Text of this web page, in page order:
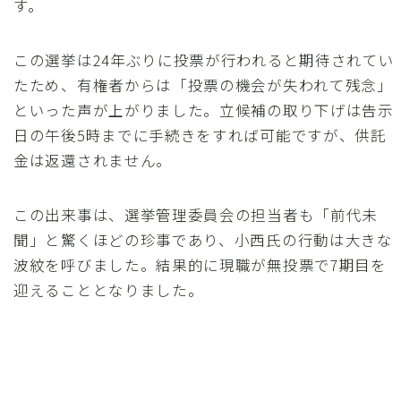
す。
この選挙は24年ぶりに投票が行われると期待されてい
たため、有権者からは「投票の機会が失われて残念」
といった声が上がりました。立候補の取り下げは告示
日の午後5時までに手続きをすれば可能ですが、供託
金は返還されません。
この出来事は、選挙管理委員会の担当者も「前代未
聞」と驚くほどの珍事であり、小西氏の行動は大きな
波紋を呼びました。結果的に現職が無投票で7期目を
迎えることとなりました。